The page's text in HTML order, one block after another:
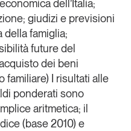
Italy che racconta in
e le sfide del largo
e
dell’Italia;
giudizi e previsioni
della famiglia;
future del
dei beni
familiare) I risultati alle
ponderati sono
aritmetica; il
(base 2010) e